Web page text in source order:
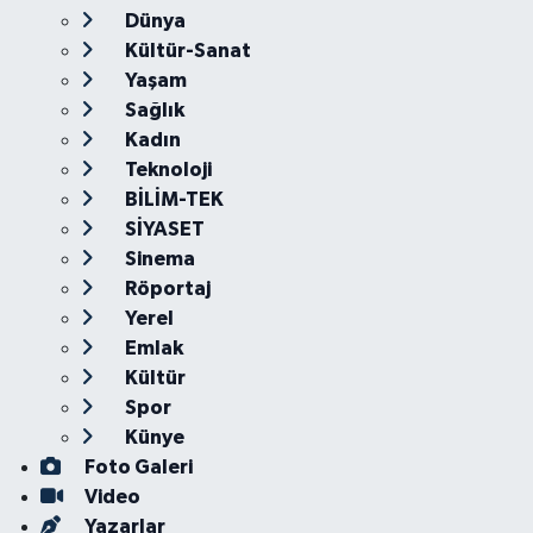
Dünya
Kültür-Sanat
Yaşam
Sağlık
Kadın
Teknoloji
BİLİM-TEK
SİYASET
Sinema
Röportaj
Yerel
Emlak
Kültür
Spor
Künye
Foto Galeri
Video
Yazarlar